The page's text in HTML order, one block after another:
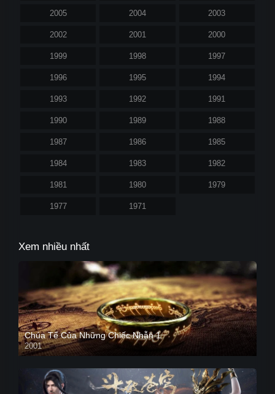
2005 2004 2003
2002 2001 2000
1999 1998 1997
1996 1995 1994
1993 1992 1991
1990 1989 1988
1987 1986 1985
1984 1983 1982
1981 1980 1979
1977 1971
Xem nhiều nhất
Chúa Tể Của Những Chiếc Nhẫn 1
2001